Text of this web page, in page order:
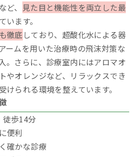
、
見た目と機能性を両立した最
います。
徹底 しており、超酸化水による器
ームを用いた治療時の飛沫対策な
。さらに、診療室内にはアロマオ
やオレンジなど、リラックスでき
けられる環境を整えています。
徒歩14分
便利
確かな診療